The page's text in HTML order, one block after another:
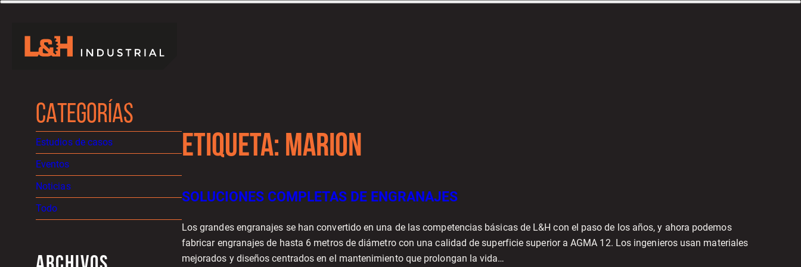
CATEGORÍAS
Estudios de casos
Eventos
Noticias
Todo
ETIQUETA: MARION
SOLUCIONES COMPLETAS DE ENGRANAJES
Los grandes engranajes se han convertido en una de las competencias básicas de L&H con el paso de los años, y ahora podemos
fabricar engranajes de hasta 6 metros de diámetro con una calidad de superficie superior a AGMA 12. Los ingenieros usan materiales
mejorados y diseños centrados en el mantenimiento que prolongan la vida…